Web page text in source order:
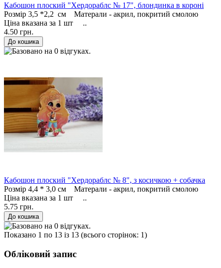
Кабошон плоский "Хердораблс № 17", блондинка в короні
Розмір 3,5 *2,2 см Матерали - акрил, покритий смолою
Ціна вказана за 1 шт ..
4.50 грн.
Кабошон плоский "Хердораблс № 8", з косичкою + собачка
Розмір 4,4 * 3,0 см Матерали - акрил, покритий смолою
Ціна вказана за 1 шт ..
5.75 грн.
Показано 1 по 13 із 13 (всього сторінок: 1)
Обліковий запис